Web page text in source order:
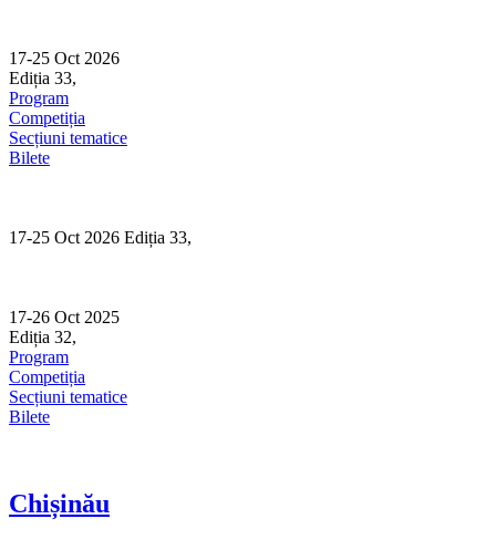
content
17-25 Oct 2026
Ediția 33,
Program
Competiția
Secțiuni tematice
Bilete
17-25 Oct 2026 Ediția 33,
17-26 Oct 2025
Ediția 32,
Program
Competiția
Secțiuni tematice
Bilete
Chișinău